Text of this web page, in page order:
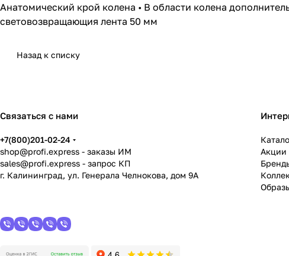
Анатомический крой колена • В области колена
световозвращающия лента 50 мм
Назад к списку
Связаться с нами
+7(800)201-02-24
shop@profi.express - заказы ИМ
sales@profi.express - запрос КП
г. Калининград, ул. Генерала Челнокова, дом 9A
Акции